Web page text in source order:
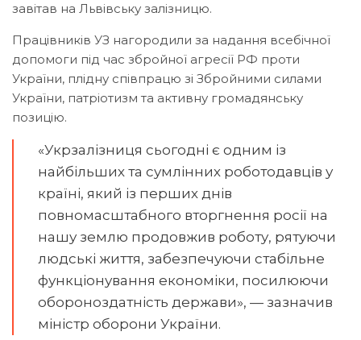
завітав на Львівську залізницю.
Працівників УЗ нагородили за надання всебічної
допомоги під час збройної агресії РФ проти
України, плідну співпрацю зі Збройними силами
України, патріотизм та активну громадянську
позицію.
«Укрзалізниця сьогодні є одним із
найбільших та сумлінних роботодавців у
країні, який із перших днів
повномасштабного вторгнення росії на
нашу землю продовжив роботу, рятуючи
людські життя, забезпечуючи стабільне
функціонування економіки, посилюючи
обороноздатність держави», — зазначив
міністр оборони України.